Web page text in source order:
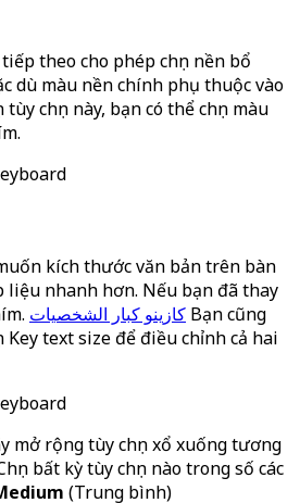
tiếp theo cho phép chọn nền bổ
dù màu nền chính phụ thuộc vào
chọn này, bạn có thể chọn màu
kích thước văn bản trên bàn
nhanh hơn. Nếu bạn đã thay
كازينو كبار الشخصيات Bạn cũng
Key text size để điều chỉnh cả hai
mở rộng tùy chọn xổ xuống tương
bất kỳ tùy chọn nào trong số các
(Trung bình)